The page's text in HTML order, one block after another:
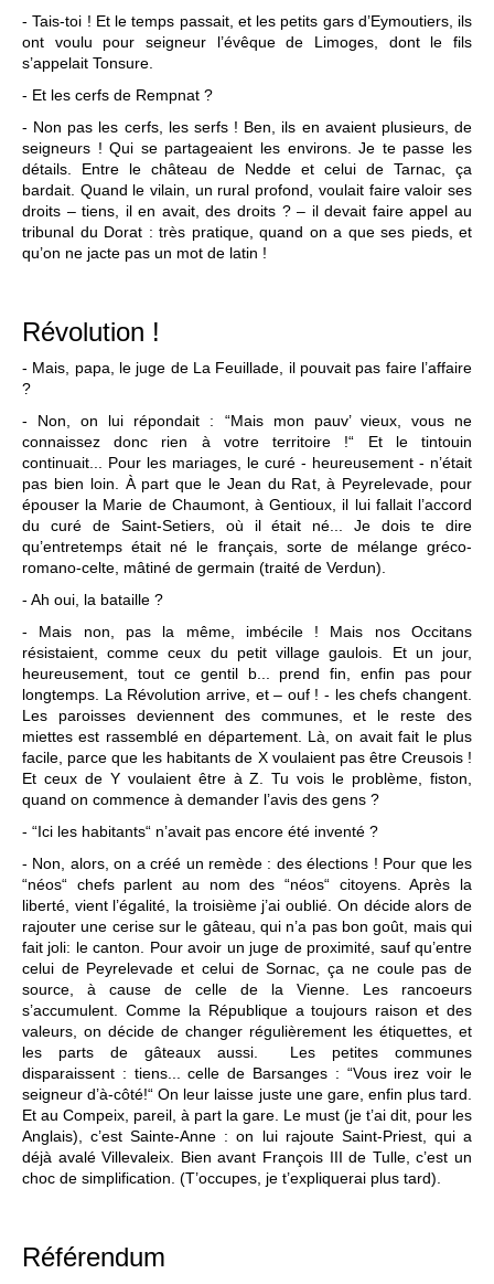
- Tais-toi ! Et le temps passait, et les petits gars d’Eymoutiers, ils
ont voulu pour seigneur l’évêque de Limoges, dont le fils
s’appelait Tonsure.
- Et les cerfs de Rempnat ?
- Non pas les cerfs, les serfs ! Ben, ils en avaient plusieurs, de
seigneurs ! Qui se partageaient les environs. Je te passe les
détails. Entre le château de Nedde et celui de Tarnac, ça
bardait. Quand le vilain, un rural profond, voulait faire valoir ses
droits – tiens, il en avait, des droits ? – il devait faire appel au
tribunal du Dorat : très pratique, quand on a que ses pieds, et
qu’on ne jacte pas un mot de latin !
Révolution !
- Mais, papa, le juge de La Feuillade, il pouvait pas faire l’affaire
?
- Non, on lui répondait : “Mais mon pauv’ vieux, vous ne
connaissez donc rien à votre territoire !“ Et le tintouin
continuait... Pour les mariages, le curé - heureusement - n’était
pas bien loin. À part que le Jean du Rat, à Peyrelevade, pour
épouser la Marie de Chaumont, à Gentioux, il lui fallait l’accord
du curé de Saint-Setiers, où il était né... Je dois te dire
qu’entretemps était né le français, sorte de mélange gréco-
romano-celte, mâtiné de germain (traité de Verdun).
- Ah oui, la bataille ?
- Mais non, pas la même, imbécile ! Mais nos Occitans
résistaient, comme ceux du petit village gaulois. Et un jour,
heureusement, tout ce gentil b... prend fin, enfin pas pour
longtemps. La Révolution arrive, et – ouf ! - les chefs changent.
Les paroisses deviennent des communes, et le reste des
miettes est rassemblé en département. Là, on avait fait le plus
facile, parce que les habitants de X voulaient pas être Creusois !
Et ceux de Y voulaient être à Z. Tu vois le problème, fiston,
quand on commence à demander l’avis des gens ?
- “Ici les habitants“ n’avait pas encore été inventé ?
- Non, alors, on a créé un remède : des élections ! Pour que les
“néos“ chefs parlent au nom des “néos“ citoyens. Après la
liberté, vient l’égalité, la troisième j’ai oublié. On décide alors de
rajouter une cerise sur le gâteau, qui n’a pas bon goût, mais qui
fait joli: le canton. Pour avoir un juge de proximité, sauf qu’entre
celui de Peyrelevade et celui de Sornac, ça ne coule pas de
source, à cause de celle de la Vienne. Les rancoeurs
s’accumulent. Comme la République a toujours raison et des
valeurs, on décide de changer régulièrement les étiquettes, et
les parts de gâteaux aussi. Les petites communes
disparaissent : tiens... celle de Barsanges : “Vous irez voir le
seigneur d’à-côté!“ On leur laisse juste une gare, enfin plus tard.
Et au Compeix, pareil, à part la gare. Le must (je t’ai dit, pour les
Anglais), c’est Sainte-Anne : on lui rajoute Saint-Priest, qui a
déjà avalé Villevaleix. Bien avant François III de Tulle, c’est un
choc de simplification. (T’occupes, je t’expliquerai plus tard).
Référendum